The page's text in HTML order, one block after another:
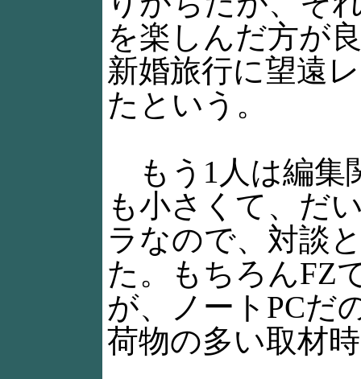
を楽しんだ方が
新婚旅行に望遠
たという。
もう1人は編集
も小さくて、だ
ラなので、対談
た。もちろんFZ
が、ノートPCだ
荷物の多い取材